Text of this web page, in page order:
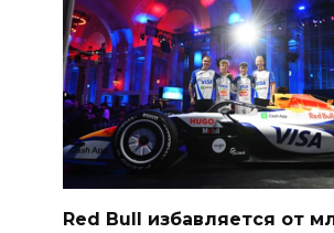
Red Bull избавляется от